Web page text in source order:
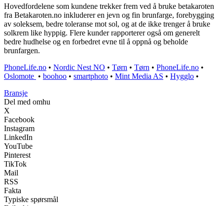
Hovedfordelene som kundene trekker frem ved å bruke betakaroten
fra Betakaroten.no inkluderer en jevn og fin brunfarge, forebygging
av soleksem, bedre toleranse mot sol, og at de ikke trenger å bruke
solkrem like hyppig. Flere kunder rapporterer også om generelt
bedre hudhelse og en forbedret evne til å oppnå og beholde
brunfargen.
PhoneLife.no • Nordic Nest NO • Tørn • Tørn • PhoneLife.no •
Oslomote • boohoo • smartphoto • Mint Media AS • Hygglo •
Bransje
Del med omhu
X
Facebook
Instagram
LinkedIn
YouTube
Pinterest
TikTok
Mail
RSS
Fakta
Typiske spørsmål